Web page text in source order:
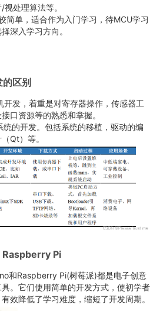
处理算法等。
简单，适合作为入门学习，待MCU学习
深入学习方向。
区别
开发，着重是对寄存器操作，传感器工
口资源等的熟悉和掌握。
的开发。包括系统的移植，驱动的编
Qt）等。
Raspberry Pi
和Raspberry Pi(树莓派)都是电子创意
。它们使用简单的开发方式，使初学者
效降低了学习难度，缩短了开发周期。